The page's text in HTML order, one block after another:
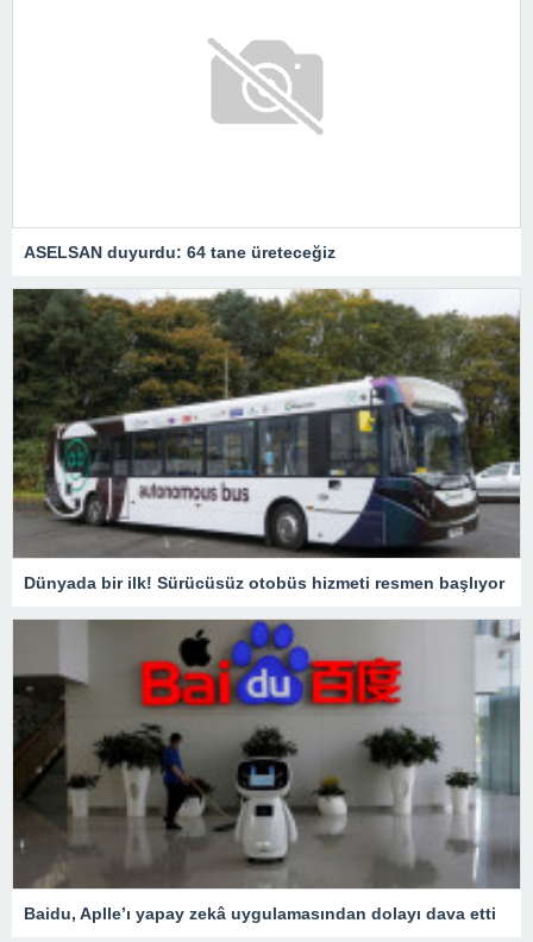
ASELSAN duyurdu: 64 tane üreteceğiz
Dünyada bir ilk! Sürücüsüz otobüs hizmeti resmen başlıyor
Baidu, Aplle’ı yapay zekâ uygulamasından dolayı dava etti